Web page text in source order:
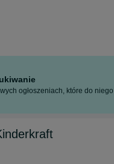
ogłoszeniach, które do